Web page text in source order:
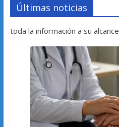
Últimas noticias
toda la información a su alcance